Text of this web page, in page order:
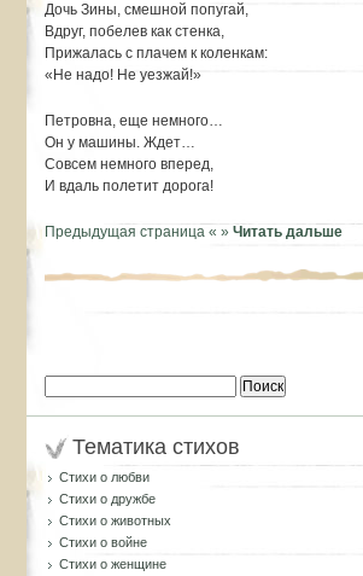
Дочь Зины, смешной попугай,
Вдруг, побелев как стенка,
Прижалась с плачем к коленкам:
«Не надо! Не уезжай!»
Петровна, еще немного…
Он у машины. Ждет…
Совсем немного вперед,
И вдаль полетит дорога!
Предыдущая страница «»Читать дальше
Тематика стихов
Стихи о любви
Стихи о дружбе
Стихи о животных
Стихи о войне
Стихи о женщине